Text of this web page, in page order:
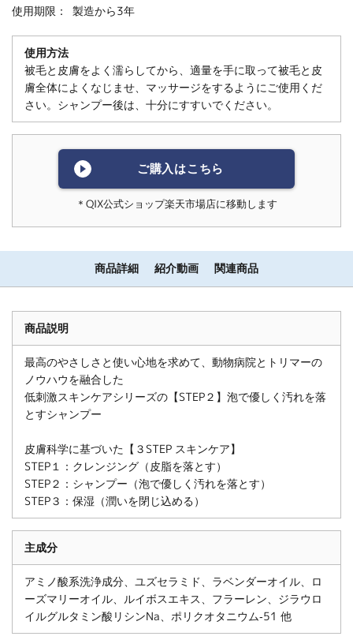
使用期限：
製造から3年
使用方法
被毛と皮膚をよく濡らしてから、適量を手に取って被毛と皮
膚全体によくなじませ、マッサージをするようにご使用くだ
さい。シャンプー後は、十分にすすいでください。
ご購入はこちら
＊QIX公式ショップ楽天市場店に移動します
商品詳細 紹介動画 関連商品
商品説明
最高のやさしさと使い心地を求めて、動物病院とトリマーの
ノウハウを融合した
低刺激スキンケアシリーズの【STEP２】泡で優しく汚れを落
とすシャンプー
皮膚科学に基づいた【３STEP スキンケア】
STEP１：クレンジング（皮脂を落とす）
STEP２：シャンプー（泡で優しく汚れを落とす）
STEP３：保湿（潤いを閉じ込める）
主成分
アミノ酸系洗浄成分、ユズセラミド、ラベンダーオイル、ロ
ーズマリーオイル、ルイボスエキス、フラーレン、ジラウロ
イルグルタミン酸リシンNa、ポリクオタニウム‐51 他